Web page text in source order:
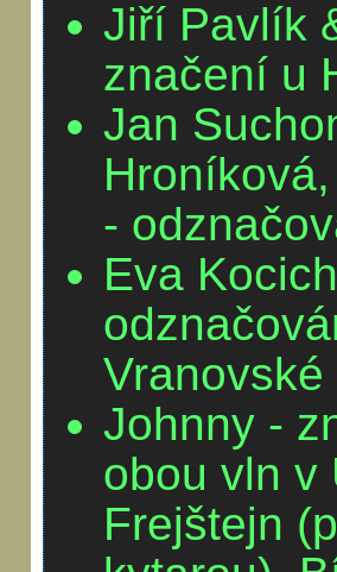
Jiří Pavlík
značení u
Jan
-
Eva
Johnny -
obou vln v
Frejštejn